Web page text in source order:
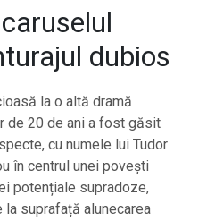
dubios
la o altă dramă
de 20 de ani a fost găsit
cu numele lui Tudor
în centrul unei povești
potențiale supradoze,
suprafață alunecarea